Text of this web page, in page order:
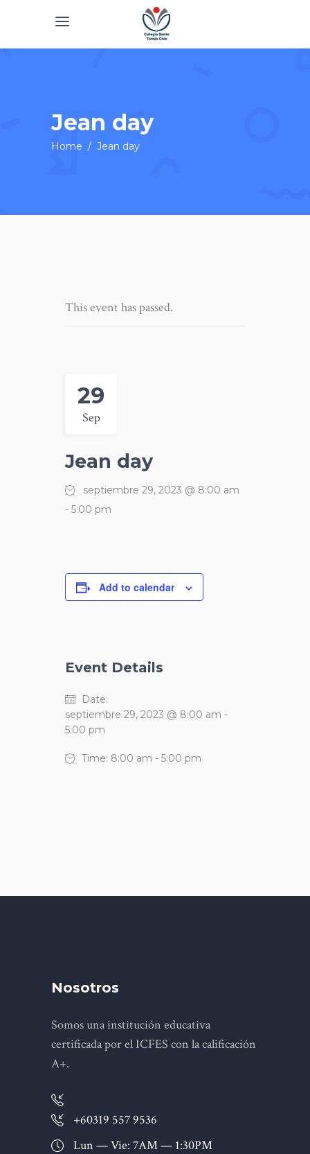
Jean day
Home / Jean day
This event has passed.
29
Sep
Jean day
septiembre 29, 2023 @ 8:00 am
- 5:00 pm
Add to calendar
Event Details
Date:
septiembre 29, 2023 @ 8:00 am -
5:00 pm
Time: 8:00 am - 5:00 pm
Nosotros
Somos una institución educativa
certificada por el ICFES con la calificación
A+.
+60319 557 9536
Lun — Vie: 7AM — 1:30PM